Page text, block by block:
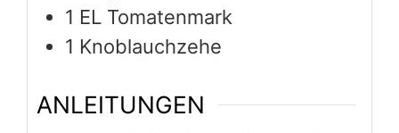
1 EL Tomatenmark
1 Knoblauchzehe
ANLEITUNGEN